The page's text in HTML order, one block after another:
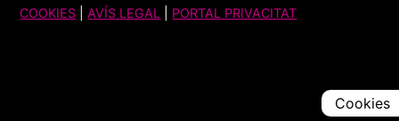
COOKIES |AVÍS LEGAL PORTAL PRIVACITAT
Cookies